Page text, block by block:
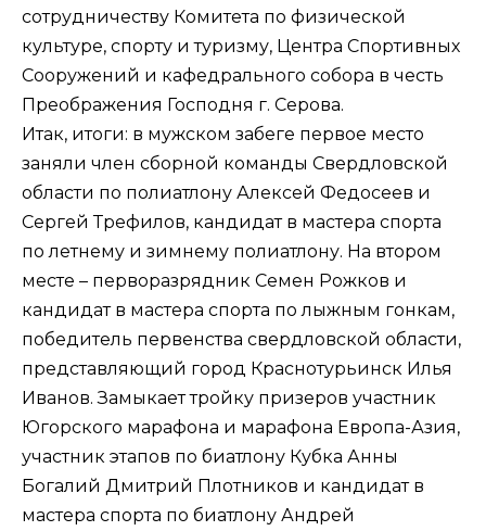
сотрудничеству Комитета по физической
культуре, спорту и туризму, Центра Спортивных
Сооружений и кафедрального собора в честь
Преображения Господня г. Серова.
Итак, итоги: в мужском забеге первое место
заняли член сборной команды Свердловской
области по полиатлону Алексей Федосеев и
Сергей Трефилов, кандидат в мастера спорта
по летнему и зимнему полиатлону. На втором
месте – перворазрядник Семен Рожков и
кандидат в мастера спорта по лыжным гонкам,
победитель первенства свердловской области,
представляющий город Краснотурьинск Илья
Иванов. Замыкает тройку призеров участник
Югорского марафона и марафона Европа-Азия,
участник этапов по биатлону Кубка Анны
Богалий Дмитрий Плотников и кандидат в
мастера спорта по биатлону Андрей